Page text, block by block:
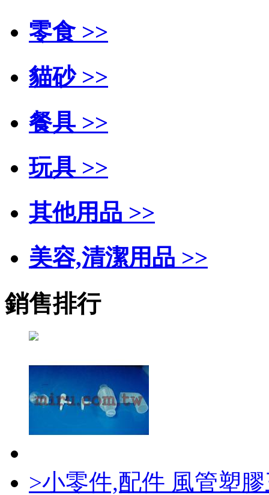
零食 >>
貓砂 >>
餐具 >>
玩具 >>
其他用品 >>
美容,清潔用品 >>
銷售排行
>小零件,配件 風管塑